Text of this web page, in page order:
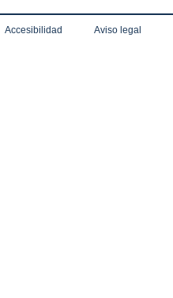
Accesibilidad Aviso legal